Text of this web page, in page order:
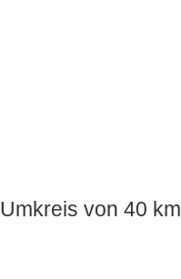
von 40 km